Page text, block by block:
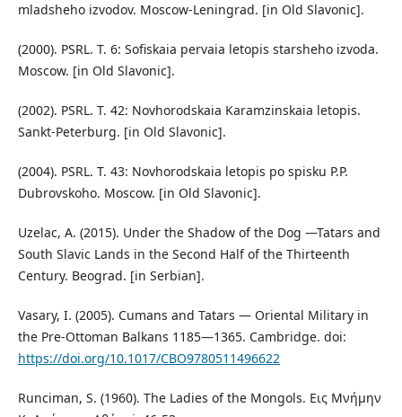
mladsheho izvodov. Moscow-Leningrad. [in Old Slavonic].
(2000). PSRL. T. 6: Sofiskaia pervaia letopis starsheho izvoda.
Moscow. [in Old Slavonic].
(2002). PSRL. T. 42: Novhorodskaia Karamzinskaia letopis.
Sankt-Peterburg. [in Old Slavonic].
(2004). PSRL. T. 43: Novhorodskaia letopis po spisku P.P.
Dubrovskoho. Moscow. [in Old Slavonic].
Uzelac, A. (2015). Under the Shadow of the Dog —Tatars and
South Slavic Lands in the Second Half of the Thirteenth
Century. Beograd. [in Serbian].
Vasary, I. (2005). Cumans and Tatars — Oriental Military in
the Pre-Ottoman Balkans 1185—1365. Cambridge. doi:
https://doi.org/10.1017/CBO9780511496622
Runciman, S. (1960). The Ladies of the Mongols. Εις Μνήμην